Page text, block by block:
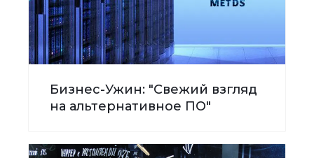
Бизнес-Ужин: "Свежий взгляд
на альтернативное ПО"